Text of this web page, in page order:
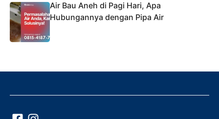
Air Bau Aneh di Pagi Hari, Apa
Hubungannya dengan Pipa Air